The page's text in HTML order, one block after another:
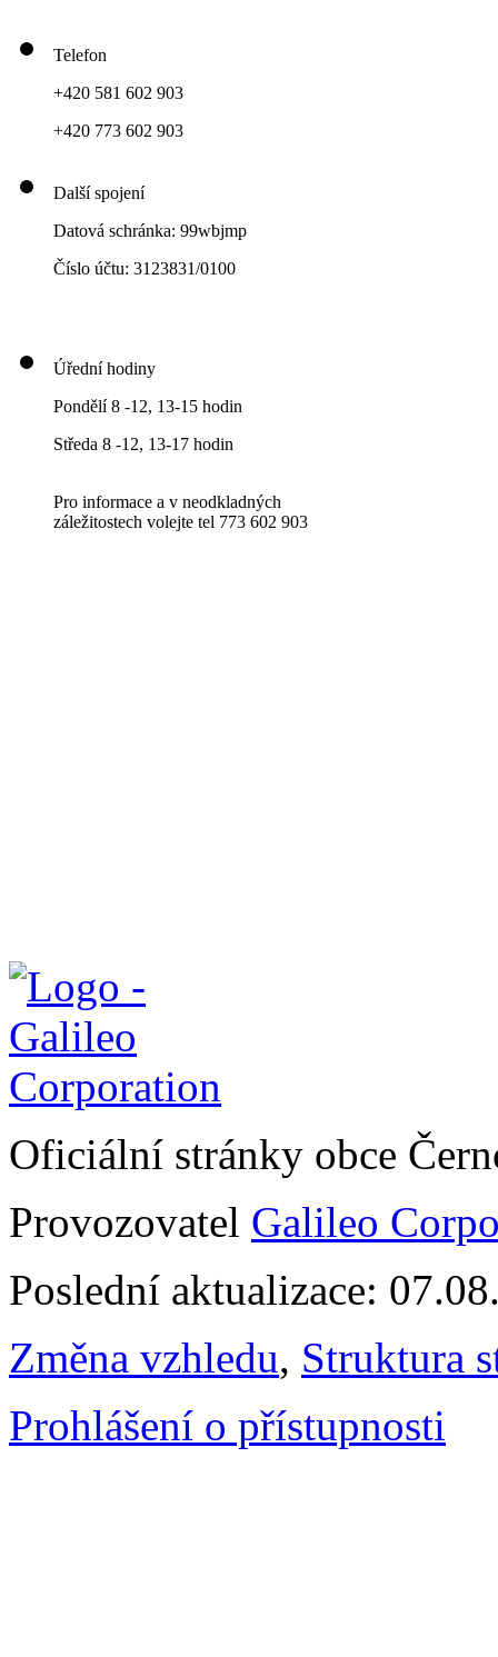
Telefon
+420 581 602 903
+420 773 602 903
Další spojení
Datová schránka: 99wbjmp
Číslo účtu: 3123831/0100
Úřední hodiny
Pondělí 8 -12, 13-15 hodin
Středa 8 -12, 13-17 hodin
Pro informace a v neodkladných
záležitostech volejte tel 773 602 903
Oficiální stránky obce
Provozovatel Galileo
Poslední aktualizace:
Změna vzhledu, Struktura
Prohlášení o přístupnosti